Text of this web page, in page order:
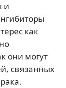
и
как
они могут
связанных